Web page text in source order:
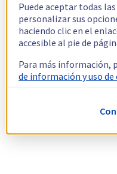
Puede aceptar todas
personalizar sus
haciendo clic en el
accesible al pie de
Para más información,
de información y uso de